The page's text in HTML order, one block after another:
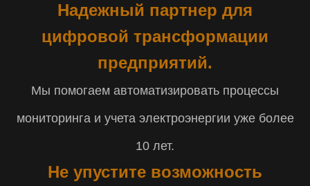
Надежный партнер для
цифровой трансформации
предприятий.
Мы помогаем автоматизировать процессы
мониторинга и учета электроэнергии уже более
10 лет.
Не упустите возможность